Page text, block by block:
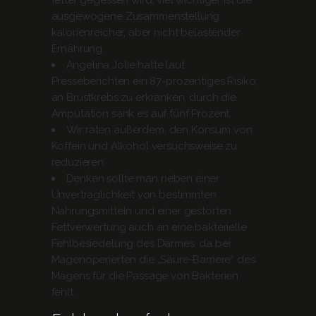
ausgewogene Zusammenstellung
kalorienreicher, aber nicht belastender
Ernährung.
Angelina Jolie hatte laut
Presseberichten ein 87-prozentiges Risiko,
an Brustkrebs zu erkranken, durch die
Amputation sank es auf fünf Prozent.
Wir raten außerdem, den Konsum von
Koffein und Alkohol versuchsweise zu
reduzieren.
Denken sollte man neben einer
Unverträglichkeit von bestimmten
Nahrungsmitteln und einer gestörten
Fettverwertung auch an eine bakterielle
Fehlbesiedelung des Darmes, da bei
Magenoperierten die „Säure-Barriere“ des
Magens für die Passage von Bakterien
fehlt.